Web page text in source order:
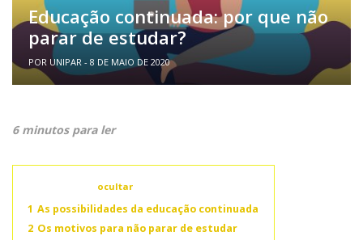
Educação continuada: por que não
parar de estudar?
POR UNIPAR - 8 DE MAIO DE 2020
6 minutos para ler
ocultar
1 As possibilidades da educação continuada
2 Os motivos para não parar de estudar